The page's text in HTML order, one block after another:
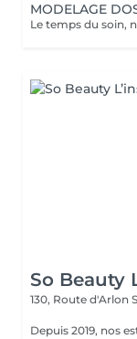
MODELAGE
So Beauty
130, Route d'Arlon
Depuis 2019, nos